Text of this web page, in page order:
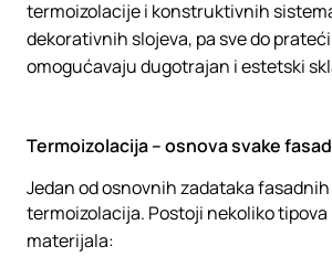
termoizolacije i konstruktivnih
dekorativnih slojeva, pa sve do
omogućavaju dugotrajan i estetski
Termoizolacija – osnova svake
Jedan od osnovnih zadataka
termoizolacija. Postoji nekoliko
materijala: